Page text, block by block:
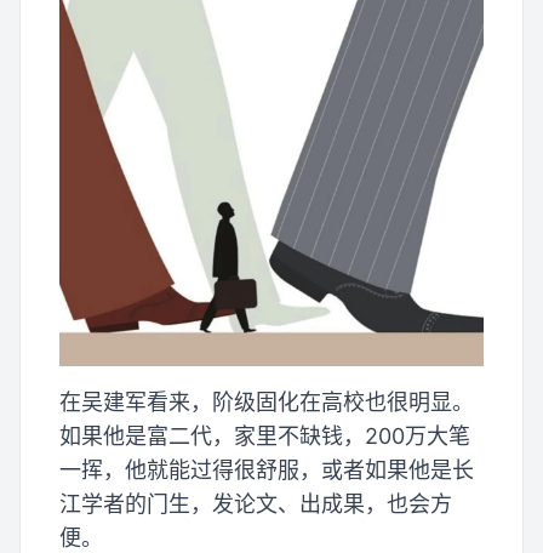
在吴建军看来，阶级固化在高校也很明显。
如果他是富二代，家里不缺钱，200万大笔
一挥，他就能过得很舒服，或者如果他是长
江学者的门生，发论文、出成果，也会方
便。